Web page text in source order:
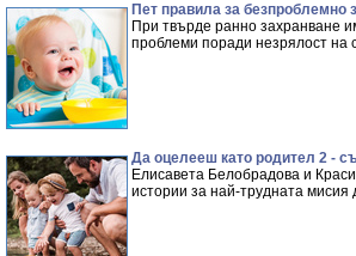
Пет правила за безпроблемно
При твърде ранно захранване
проблеми поради незрялост на
Да оцелееш като родител 2 -
Елисавета Белобрадова и
истории за най-трудната мисия